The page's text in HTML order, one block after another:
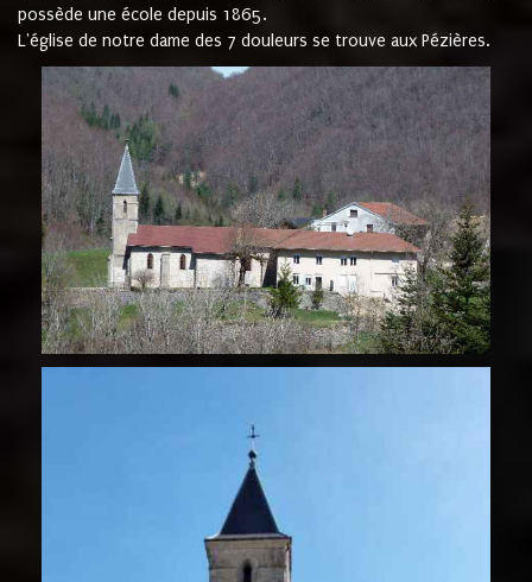
possède une école depuis 1865.
L'église de notre dame des 7 douleurs se trouve aux Pézières.